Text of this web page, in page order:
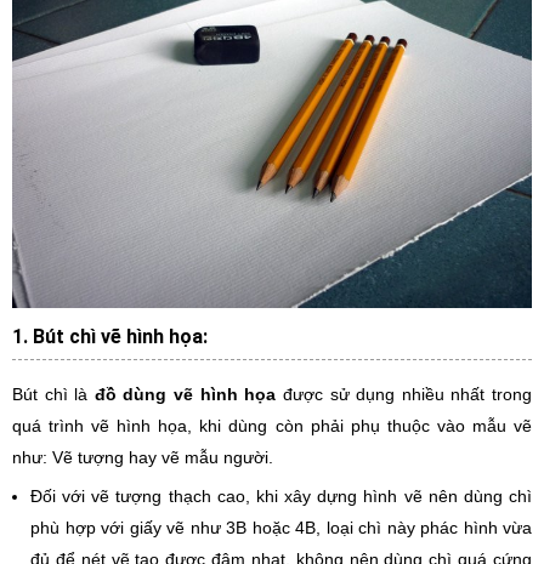
1. Bút chì vẽ hình họa:
Bút chì là đồ dùng vẽ hình họa được sử dụng nhiều nhất trong
quá trình vẽ hình họa, khi dùng còn phải phụ thuộc vào mẫu vẽ
như: Vẽ tượng hay vẽ mẫu người.
Đối với vẽ tượng thạch cao, khi xây dựng hình vẽ nên dùng chì
phù hợp với giấy vẽ như 3B hoặc 4B, loại chì này phác hình vừa
đủ để nét vẽ tạo được đậm nhạt, không nên dùng chì quá cứng